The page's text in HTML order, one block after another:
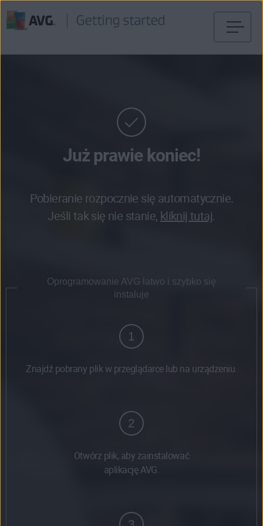
Już prawie koniec!
Pobieranie rozpocznie się automatycznie.
Jeśli tak się nie stanie, kliknij tutaj.
Oprogramowanie AVG łatwo i szybko się
instaluje
1
Znajdź pobrany plik w przeglądarce lub na urządzeniu.
2
Otwórz plik, aby zainstalować
aplikację AVG.